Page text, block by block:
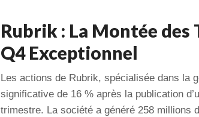
Rubrik : La Montée
Q4 Exceptionnel
Les actions de Rubrik, spécialisée dans la
significative de 16 % après la publication
trimestre. La société a généré 258 millions